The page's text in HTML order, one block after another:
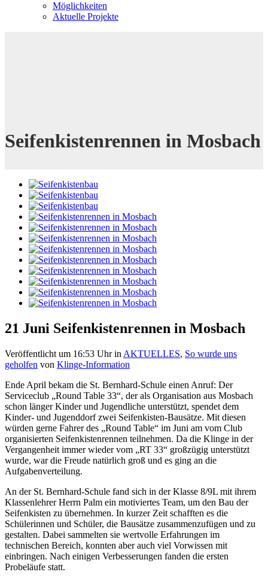
Möglichkeiten
Aktuelle Projekte
Seifenkistenrennen in Mosbach
21 Juni Seifenkistenrennen in Mosbach
Veröffentlicht um 16:53 Uhrin AKTUELLES, So wurde uns
geholfen von Klinge-Information
Ende April bekam die St. Bernhard-Schule einen Anruf: Der
Serviceclub „Round Table 33“, der als Organisation aus Mosbach
schon länger Kinder und Jugendliche unterstützt, spendet dem
Kinder- und Jugenddorf zwei Seifenkisten-Bausätze. Mit diesen
würden gerne Fahrer des „Round Table“ im Juni am vom Club
organisierten Seifenkistenrennen teilnehmen. Da die Klinge in der
Vergangenheit immer wieder vom „RT 33“ großzügig unterstützt
wurde, war die Freude natürlich groß und es ging an die
Aufgabenverteilung.
An der St. Bernhard-Schule fand sich in der Klasse 8/9L mit ihrem
Klassenlehrer Herrn Palm ein motiviertes Team, um den Bau der
Seifenkisten zu übernehmen. In kurzer Zeit schafften es die
Schülerinnen und Schüler, die Bausätze zusammenzufügen und zu
gestalten. Dabei sammelten sie wertvolle Erfahrungen im
technischen Bereich, konnten aber auch viel Vorwissen mit
einbringen. Nach einigen Verbesserungen fanden die ersten
Probeläufe statt.